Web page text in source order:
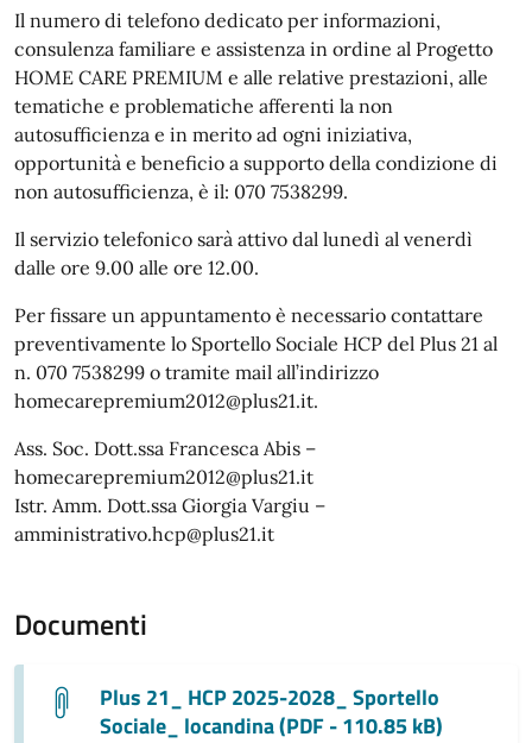
Il numero di telefono dedicato per informazioni,
consulenza familiare e assistenza in ordine al Progetto
HOME CARE PREMIUM e alle relative prestazioni, alle
tematiche e problematiche afferenti la non
autosufficienza e in merito ad ogni iniziativa,
opportunità e beneficio a supporto della condizione di
non autosufficienza, è il: 070 7538299.
Il servizio telefonico sarà attivo dal lunedì al venerdì
dalle ore 9.00 alle ore 12.00.
Per fissare un appuntamento è necessario contattare
preventivamente lo Sportello Sociale HCP del Plus 21 al
n. 070 7538299 o tramite mail all’indirizzo
homecarepremium2012@plus21.it.
Ass. Soc. Dott.ssa Francesca Abis –
homecarepremium2012@plus21.it
Istr. Amm. Dott.ssa Giorgia Vargiu –
amministrativo.hcp@plus21.it
Documenti
Plus 21_ HCP 2025-2028_ Sportello
Sociale_ locandina (PDF - 110.85 kB)